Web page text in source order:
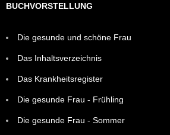
BUCHVORSTELLUNG
Die gesunde und schöne Frau
Das Inhaltsverzeichnis
Das Krankheitsregister
Die gesunde Frau - Frühling
Die gesunde Frau - Sommer